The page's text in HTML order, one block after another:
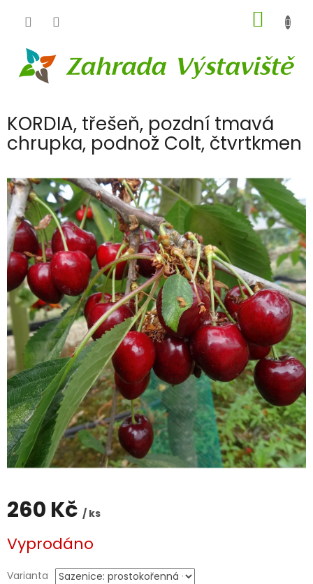
KOŠÍK
KORDIA, třešeň, pozdní tmavá
chrupka, podnož Colt, čtvrtkmen
260 Kč / ks
cena:
Vyprodáno
Varianta